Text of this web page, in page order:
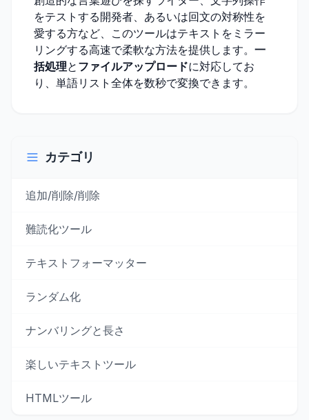
をテストする開発者、あるいは回文の対称性を
愛する方など、このツールはテキストをミラー
リングする高速で柔軟な方法を提供します。 一
括処理と ファイルアップロードに対応してお
り、単語リスト全体を数秒で変換できます。
カテゴリ
追加/削除/削除
難読化ツール
テキストフォーマッター
ランダム化
ナンバリングと長さ
楽しいテキストツール
HTMLツール